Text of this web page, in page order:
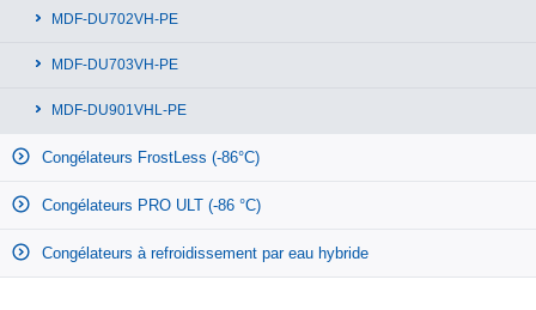
MDF-DU702VH-PE
MDF-DU703VH-PE
MDF-DU901VHL-PE
Congélateurs FrostLess (-86°C)
Congélateurs PRO ULT (-86 °C)
Congélateurs à refroidissement par eau hybride